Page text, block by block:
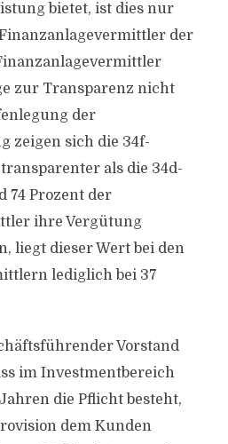
bietet, ist dies nur
der
zur Transparenz nicht
der
zeigen sich die 34f-
als die 34d-
74 Prozent der
ihre Vergütung
liegt dieser Wert bei den
lediglich bei 37
Vorstand
im Investmentbereich
die Pflicht besteht,
dem Kunden